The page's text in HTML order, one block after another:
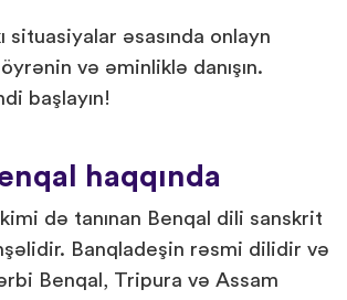
situasiyalar əsasında onlayn
və əminliklə danışın.
başlayın!
haqqında
də tanınan Benqal dili sanskrit
Banqladeşin rəsmi dilidir və
Benqal, Tripura və Assam